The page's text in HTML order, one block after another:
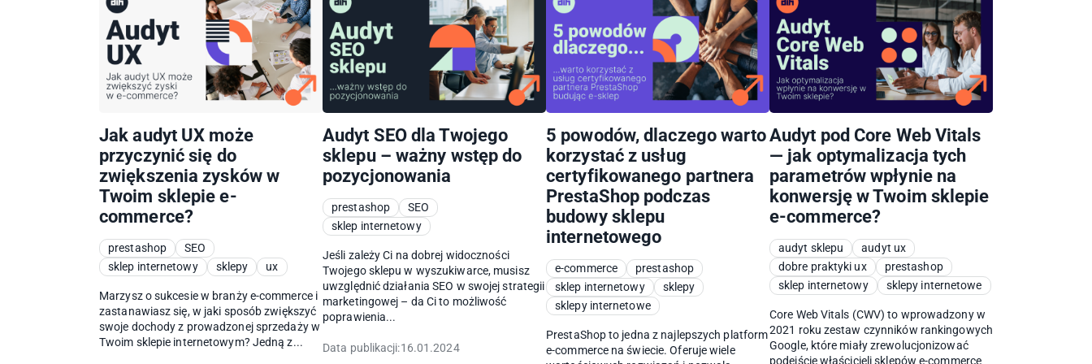
Jak audyt UX może
przyczynić się do
zwiększenia zysków w
Twoim sklepie e-
commerce?
prestashop
SEO
sklep internetowy
sklepy ux
Marzysz o sukcesie w branży e-commerce i
zastanawiasz się, w jaki sposób zwiększyć
swoje dochody z prowadzonej sprzedaży w
Twoim sklepie internetowym? Jedną z...
Audyt SEO dla Twojego
sklepu – ważny wstęp do
pozycjonowania
prestashop
SEO
sklep internetowy
Jeśli zależy Ci na dobrej widoczności
Twojego sklepu w wyszukiwarce, musisz
uwzględnić działania SEO w swojej strategii
marketingowej – da Ci to możliwość
poprawienia...
Data publikacji:16.01.2024
5 powodów, dlaczego warto
korzystać z usług
certyfikowanego partnera
PrestaShop podczas
budowy sklepu
internetowego
e-commerce
prestashop
sklep internetowy
sklepy
sklepy internetowe
PrestaShop to jedna z najlepszych platform
e-commerce na świecie. Oferuje wiele
Audyt pod Core Web Vitals
— jak optymalizacja tych
parametrów wpłynie na
konwersję w Twoim sklepie
e-commerce?
audyt sklepu
audyt ux
dobre praktyki ux
prestashop
sklep internetowy
sklepy internetowe
Core Web Vitals (CWV) to wprowadzony w
2021 roku zestaw czynników rankingowych
Google, które miały zrewolucjonizować
podejście właścicieli sklepów e-commerce